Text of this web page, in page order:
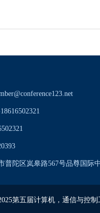
普陀区岚皋路567号品尊国际
第五届计算机，通信与控